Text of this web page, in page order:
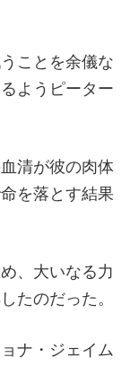
ことを余儀な
ようピーター
清が彼の肉体
を落とす結果
、大いなる力
たのだった。
ナ・ジェイム